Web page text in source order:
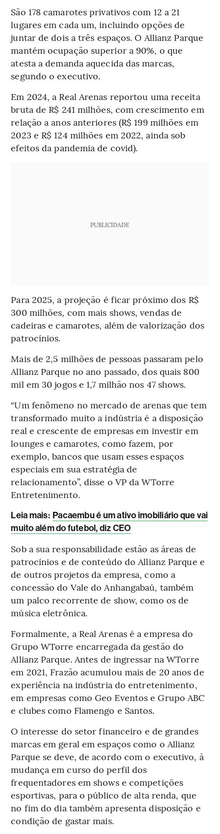
São 178 camarotes privativos com 12 a 21
lugares em cada um, incluindo opções de
juntar de dois a três espaços. O Allianz Parque
mantém ocupação superior a 90%, o que
atesta a demanda aquecida das marcas,
segundo o executivo.
Em 2024, a Real Arenas reportou uma receita
bruta de R$ 241 milhões, com crescimento em
relação a anos anteriores (R$ 199 milhões em
2023 e R$ 124 milhões em 2022, ainda sob
efeitos da pandemia de covid).
PUBLICIDADE
Para 2025, a projeção é ficar próximo dos R$
300 milhões, com mais shows, vendas de
cadeiras e camarotes, além de valorização dos
patrocínios.
Mais de 2,5 milhões de pessoas passaram pelo
Allianz Parque no ano passado, dos quais 800
mil em 30 jogos e 1,7 milhão nos 47 shows.
“Um fenômeno no mercado de arenas que tem
transformado muito a indústria é a disposição
real e crescente de empresas em investir em
lounges e camarotes, como fazem, por
exemplo, bancos que usam esses espaços
especiais em sua estratégia de
relacionamento”, disse o VP da WTorre
Entretenimento.
Leia mais: Pacaembu é um ativo imobiliário que vai
muito além do futebol, diz CEO
Sob a sua responsabilidade estão as áreas de
patrocínios e de conteúdo do Allianz Parque e
de outros projetos da empresa, como a
concessão do Vale do Anhangabaú, também
um palco recorrente de show, como os de
música eletrônica.
Formalmente, a Real Arenas é a empresa do
Grupo WTorre encarregada da gestão do
Allianz Parque. Antes de ingressar na WTorre
em 2021, Frazão acumulou mais de 20 anos de
experiência na indústria do entretenimento,
em empresas como Geo Eventos e Grupo ABC
e clubes como Flamengo e Santos.
O interesse do setor financeiro e de grandes
marcas em geral em espaços como o Allianz
Parque se deve, de acordo com o executivo, à
mudança em curso do perfil dos
frequentadores em shows e competições
esportivas, para o público de alta renda, que
no fim do dia também apresenta disposição e
condição de gastar mais.